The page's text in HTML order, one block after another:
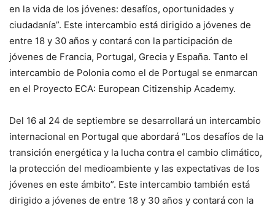
en la vida de los jóvenes: desafíos, oportunidades y
ciudadanía”. Este intercambio está dirigido a jóvenes de
entre 18 y 30 años y contará con la participación de
jóvenes de Francia, Portugal, Grecia y España. Tanto el
intercambio de Polonia como el de Portugal se enmarcan
en el Proyecto ECA: European Citizenship Academy.
Del 16 al 24 de septiembre se desarrollará un intercambio
internacional en Portugal que abordará “Los desafíos de la
transición energética y la lucha contra el cambio climático,
la protección del medioambiente y las expectativas de los
jóvenes en este ámbito”. Este intercambio también está
dirigido a jóvenes de entre 18 y 30 años y contará con la